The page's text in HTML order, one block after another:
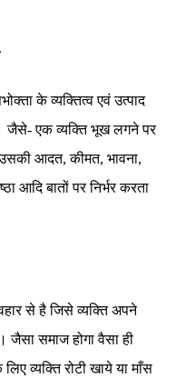
के व्यक्तित्व एवं उत्पाद
जैसे- एक व्यक्ति भूख लगने पर
उसकी आदत, कीमत, भावना,
आदि बातों पर निर्भर करता
से है जिसे व्यक्ति अपने
जैसा समाज होगा वैसा ही
व्यक्ति रोटी खाये या माँस